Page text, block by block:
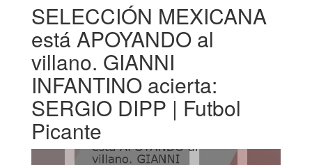
SELECCIÓN MEXICANA
está APOYANDO al
villano. GIANNI
INFANTINO acierta:
SERGIO DIPP | Futbol
Picante